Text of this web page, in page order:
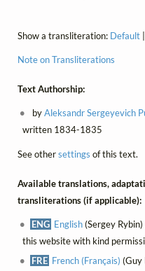
Show a transliteration: Default|
Note on Transliterations
Text Authorship:
byAleksandr Sergeyevich
written 1834-1835
See othersettings of this text.
Available translations,
transliterations (if applicable):
ENG English(Sergey
this website with kind
FRE French (Français) (Guy